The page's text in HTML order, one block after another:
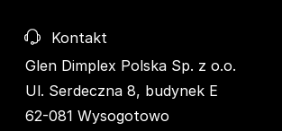
Kontakt
Glen Dimplex Polska Sp. z o.o.
Ul. Serdeczna 8, budynek E
62-081 Wysogotowo